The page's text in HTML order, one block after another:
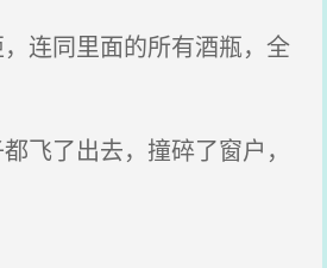
连同里面的所有酒瓶，全
飞了出去，撞碎了窗户，